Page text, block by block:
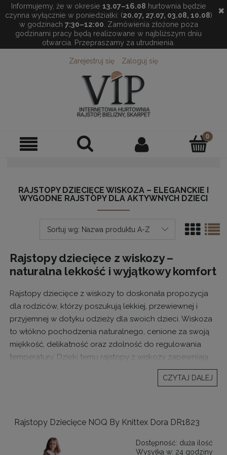
Informujemy, że w okresie 13.07–16.08 hurtownia będzie
czynna wyłącznie w poniedziałki: (20.07, 27.07, 03.08, 10.08)
w godzinach 7:30–12:00 . Zamówienia złożone poza
godzinami pracy będą realizowane w najbliższym dniu
otwarcia. Przepraszamy za utrudnienia.
✖
Zarejestruj się Zaloguj się
RAJSTOPY DZIECIĘCE WISKOZA – ELEGANCKIE I
WYGODNE RAJSTOPY DLA AKTYWNYCH DZIECI
Sortuj wg: Nazwa produktu A-Z
Rajstopy dziecięce z wiskozy –
naturalna lekkość i wyjątkowy komfort
Rajstopy dziecięce z wiskozy to doskonała propozycja
dla rodziców, którzy poszukują lekkiej, przewiewnej i
przyjemnej w dotyku odzieży dla swoich dzieci. Wiskoza
to włókno pochodzenia naturalnego, cenione za swoją
miękkość, delikatność oraz zdolność do regulowania
temperatury. Dzięki temu rajstopy z wiskozy zapewniają
wysoki komfort noszenia i doskonale sprawdzają się
zarówno na co dzień, jak i podczas bardziej eleganckich
różnych rozmiarach, kolorach i grubościach, co pozwala
idealnie dopasować je do wieku dziecka, pory roku oraz
CZYTAJ DALEJ
Rajstopy Dziecięce NOQ By Knittex Dora DR1823
Dostępność: duża ilość
Wysyłka w: 24 godziny